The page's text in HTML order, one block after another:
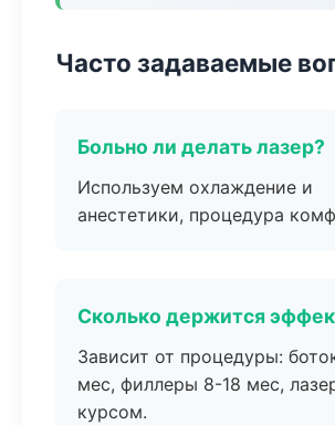
Часто задаваемые
Больно ли делать лазер?
Используем охлаждение и
анестетики, процедура
Сколько держится
Зависит от процедуры:
мес, филлеры 8-18 мес,
курсом.